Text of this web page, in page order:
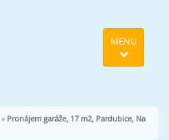
MENU
» Pronájem garáže, 17 m2, Pardubice, Na